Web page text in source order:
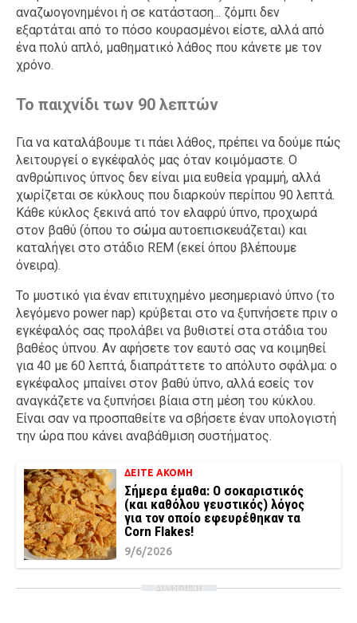
αναζωογονημένοι ή σε κατάσταση... ζόμπι δεν
εξαρτάται από το πόσο κουρασμένοι είστε, αλλά από
ένα πολύ απλό, μαθηματικό λάθος που κάνετε με τον
χρόνο.
Το παιχνίδι των 90 λεπτών
Για να καταλάβουμε τι πάει λάθος, πρέπει να δούμε πώς
λειτουργεί ο εγκέφαλός μας όταν κοιμόμαστε. Ο
ανθρώπινος ύπνος δεν είναι μια ευθεία γραμμή, αλλά
χωρίζεται σε κύκλους που διαρκούν περίπου 90 λεπτά.
Κάθε κύκλος ξεκινά από τον ελαφρύ ύπνο, προχωρά
στον βαθύ (όπου το σώμα αυτοεπισκευάζεται) και
καταλήγει στο στάδιο REM (εκεί όπου βλέπουμε
όνειρα).
Το μυστικό για έναν επιτυχημένο μεσημεριανό ύπνο (το
λεγόμενο power nap) κρύβεται στο να ξυπνήσετε πριν ο
εγκέφαλός σας προλάβει να βυθιστεί στα στάδια του
βαθέος ύπνου. Αν αφήσετε τον εαυτό σας να κοιμηθεί
για 40 με 60 λεπτά, διαπράττετε το απόλυτο σφάλμα: ο
εγκέφαλος μπαίνει στον βαθύ ύπνο, αλλά εσείς τον
αναγκάζετε να ξυπνήσει βίαια στη μέση του κύκλου.
Είναι σαν να προσπαθείτε να σβήσετε έναν υπολογιστή
την ώρα που κάνει αναβάθμιση συστήματος.
ΔΕΙΤΕ ΑΚΟΜΗ
Σήμερα έμαθα: Ο σοκαριστικός
(και καθόλου γευστικός) λόγος
για τον οποίο εφευρέθηκαν τα
Corn Flakes!
9/6/2026
ΔΙΑΦΗΜΙΣΗ